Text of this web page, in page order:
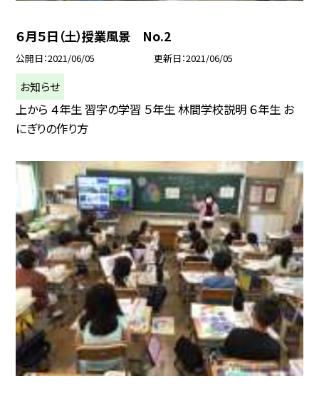
６月５日（土）授業風景 No.2
公開日 2021/06/05 更新日 2021/06/05
お知らせ
上から ４年生 習字の学習 ５年生 林間学校説明 ６年生 お
にぎりの作り方